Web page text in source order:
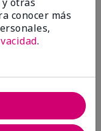
conocer más
.